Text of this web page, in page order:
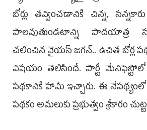
బోర్లు తవ్వించడానికి చిన్న,
పాలవుతుండటాన్ని పాదయాత్ర
చలించిన వైయ‌స్‌ జగన్‌.. ఉచిత బోర్ల
విషయం తెలిసిందే. పార్టీ
పథకానికి హామీ ఇచ్చారు. ఈ నేపథ్యంలో
పథకం అమలుకు ప్రభుత్వం శ్రీకారం